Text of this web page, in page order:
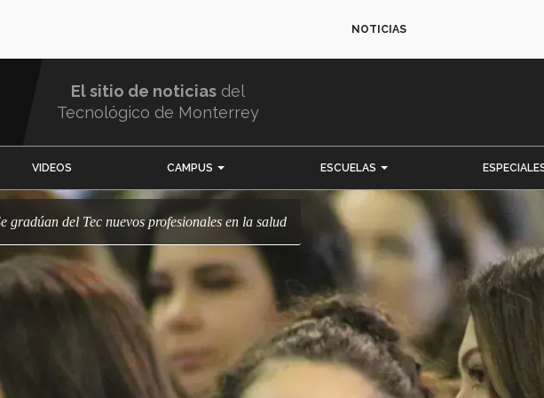
NOTICIAS
El sitio de noticias del
Tecnológico de Monterrey
VIDEOS CAMPUS ESCUELAS
Se gradúan del Tec nuevos profesionales en la salud